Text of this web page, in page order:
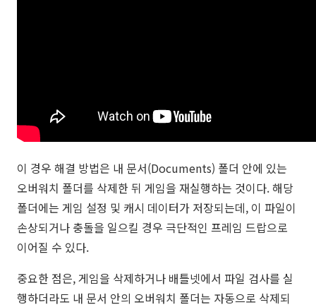
이 경우 해결 방법은 내 문서(Documents) 폴더 안에 있는
오버워치 폴더를 삭제한 뒤 게임을 재실행하는 것이다. 해당
폴더에는 게임 설정 및 캐시 데이터가 저장되는데, 이 파일이
손상되거나 충돌을 일으킬 경우 극단적인 프레임 드랍으로
이어질 수 있다.
중요한 점은, 게임을 삭제하거나 배틀넷에서 파일 검사를 실
행하더라도 내 문서 안의 오버워치 폴더는 자동으로 삭제되